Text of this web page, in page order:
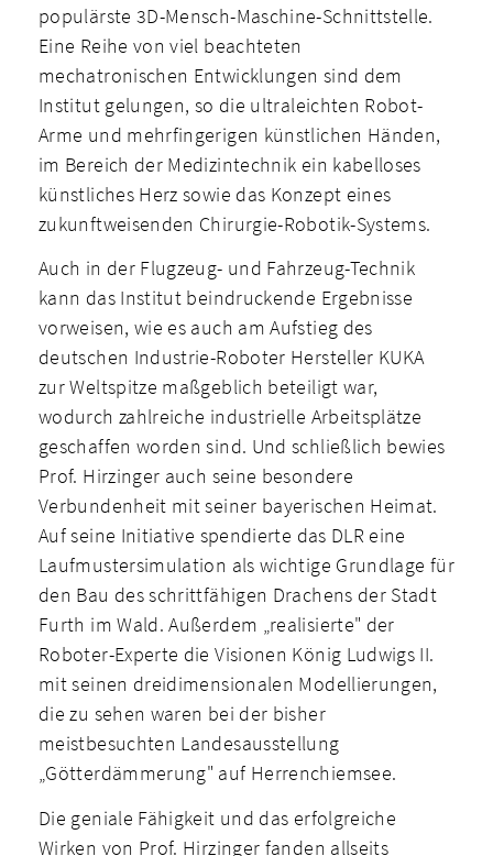
populärste 3D-Mensch-Maschine-Schnittstelle.
Eine Reihe von viel beachteten
mechatronischen Entwicklungen sind dem
Institut gelungen, so die ultraleichten Robot-
Arme und mehrfingerigen künstlichen Händen,
im Bereich der Medizintechnik ein kabelloses
künstliches Herz sowie das Konzept eines
zukunftweisenden Chirurgie-Robotik-Systems.
Auch in der Flugzeug- und Fahrzeug-Technik
kann das Institut beindruckende Ergebnisse
vorweisen, wie es auch am Aufstieg des
deutschen Industrie-Roboter­ Hersteller KUKA
zur Weltspitze maßgeblich beteiligt war,
wodurch zahlreiche industrielle Arbeitsplätze
geschaffen worden sind. Und schließlich bewies
Prof. Hirzinger auch seine besondere
Verbundenheit mit seiner bayerischen Heimat.
Auf seine Initiative spendierte das DLR eine
Laufmustersimulation als wichtige Grundlage für
den Bau des schrittfähigen Drachens der Stadt
Furth im Wald. Außerdem „realisierte" der
Roboter-Experte die Visionen König Ludwigs II.
mit seinen dreidimensionalen Modellierungen,
die zu sehen waren bei der bisher
meistbesuchten Landesausstellung
„Götterdämmerung" auf Herrenchiemsee.
Die geniale Fähigkeit und das erfolgreiche
Wirken von Prof. Hirzinger fanden allseits